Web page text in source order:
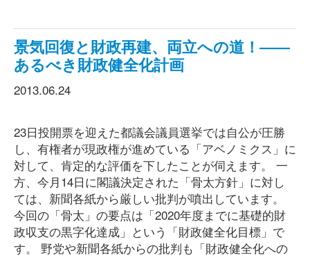
景気回復と財政再建、両立への道！――
あるべき財政健全化計画
2013.06.24
23日投開票を迎えた都議会議員選挙では自公が圧勝
し、有権者が現政権が進めている「アベノミクス」に
対して、肯定的な評価を下したことが伺えます。 一
方、今月14日に閣議決定された「骨太方針」に対し
ては、新聞各紙から厳しい批判が噴出しています。
今回の「骨太」の要点は「2020年度までに基礎的財
政収支の黒字化達成」という「財政健全化目標」で
す。 野党や新聞各紙からの批判も「財政健全化への